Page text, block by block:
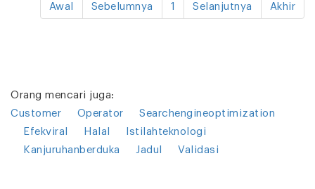
Awal Sebelumnya 1 Selanjutnya Akhir
Orang mencari juga:
Customer
Operator
Searchengineoptimization
Efekviral
Halal
Istilahteknologi
Kanjuruhanberduka
Jadul Validasi